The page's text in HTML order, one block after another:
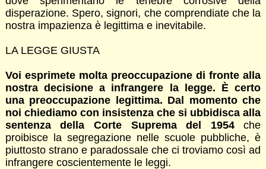
disperazione. Spero, signori, che comprendiate che la
nostra impazienza è legittima e inevitabile.
LA LEGGE GIUSTA
Voi esprimete molta preoccupazione di fronte alla
nostra decisione a infrangere la legge. È certo
una preoccupazione legittima. Dal momento che
noi chiediamo con insistenza che si ubbidisca alla
sentenza della Corte Suprema del 1954che
proibisce la segregazione nelle scuole pubbliche, è
piuttosto strano e paradossale che ci troviamo così ad
infrangere coscientemente le leggi.